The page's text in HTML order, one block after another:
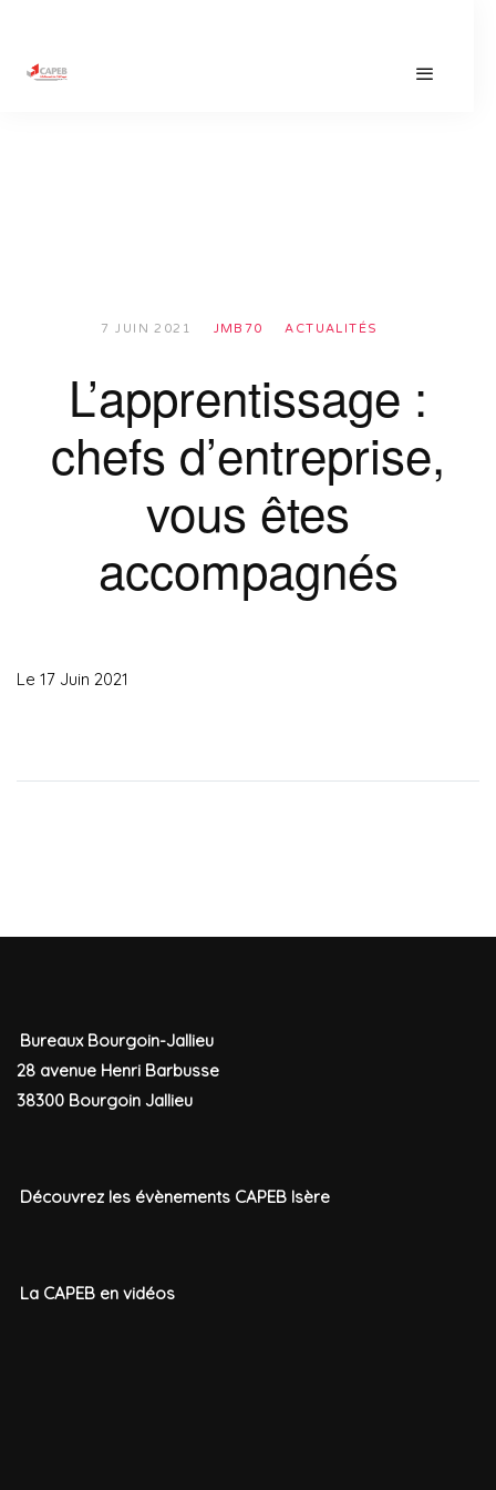
7 JUIN 2021 JMB70 ACTUALITÉS
L’apprentissage :
chefs d’entreprise,
vous êtes
accompagnés
Le 17 Juin 2021
Bureaux Bourgoin-Jallieu
28 avenue Henri Barbusse
38300 Bourgoin Jallieu
Découvrez les évènements CAPEB Isère
La CAPEB en vidéos